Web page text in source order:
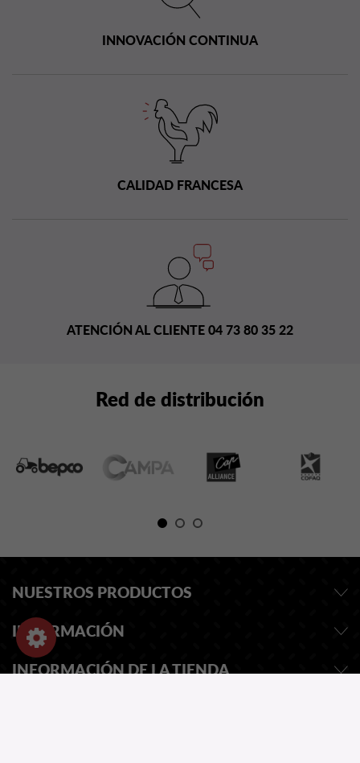
INNOVACIÓN CONTINUA
CALIDAD FRANCESA
ATENCIÓN AL CLIENTE 04 73 80 35 22
Red de distribución
NUESTROS PRODUCTOS
INFORMACIÓN
INFORMACIÓN DE LA TIENDA